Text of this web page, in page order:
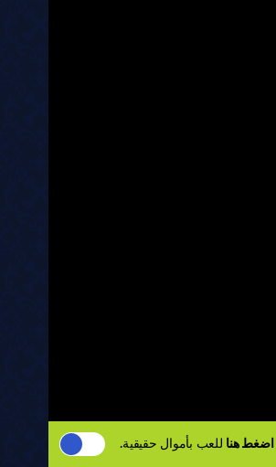
اضغط هنا للعب بأموال حقيقية.